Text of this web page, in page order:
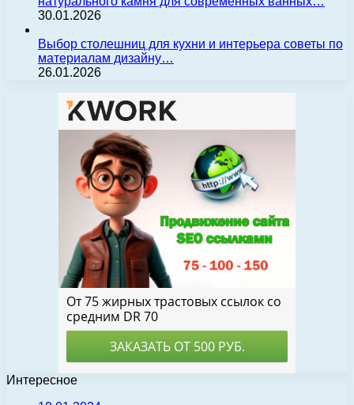
30.01.2026
Выбор столешниц для кухни и интерьера советы по
материалам дизайну…
26.01.2026
Интересное